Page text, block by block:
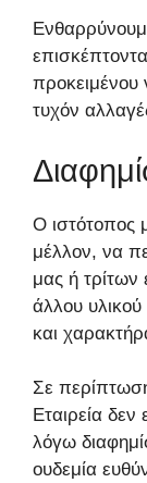
προκειμένου
τυχόν
Ο ιστότοπος
μέλλον, να
μας ή
άλλου
και
Σε
Εταιρεία
λόγω
ουδεμία